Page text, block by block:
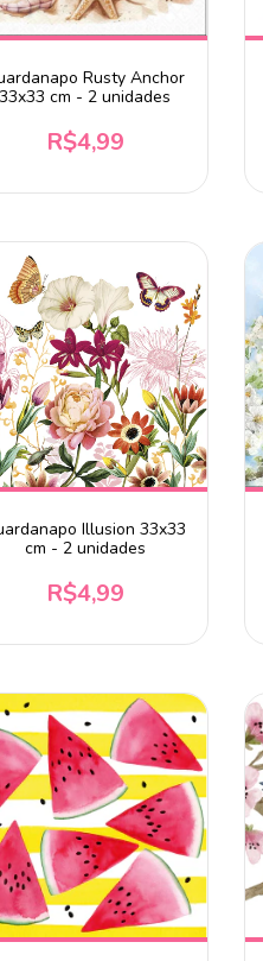
Rusty Anchor
33x33 cm - 2 unidades
R$4,99
Illusion 33x33
cm - 2 unidades
R$4,99